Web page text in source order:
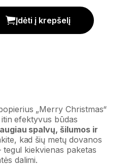
'Merry Cristmas' kiekis
Įdėti į krepšelį
„Merry Christmas“
efektyvus būdas
spalvų, šilumos ir
kad šių metų dovanos
kiekvienas paketas
dalimi.